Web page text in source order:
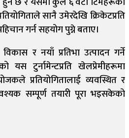
सानै उमेरदेखि क्रिकेटप्रति
गर्न सहयोग पुग्ने बताए।
र नयाँ प्रतिभा उत्पादन गर्ने
यस टुर्नामेन्टप्रति खेलप्रेमीहरूमा
प्रतियोगितालाई व्यवस्थित र
सम्पूर्ण तयारी पूरा भइसकेको